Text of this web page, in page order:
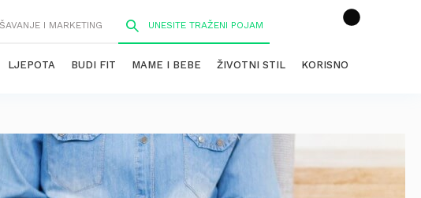
I MARKETING
LJEPOTA BUDI FIT MAME I BEBE ŽIVOTNI STIL KORISNO